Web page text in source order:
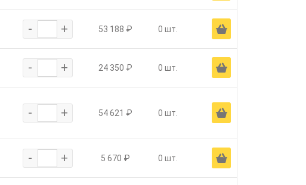
- + 53 188 ₽ 0 шт. Ä
- + 24 350 ₽ 0 шт. Ä
- + 54 621 ₽ 0 шт. Ä
- + 5 670 ₽ 0 шт. Ä